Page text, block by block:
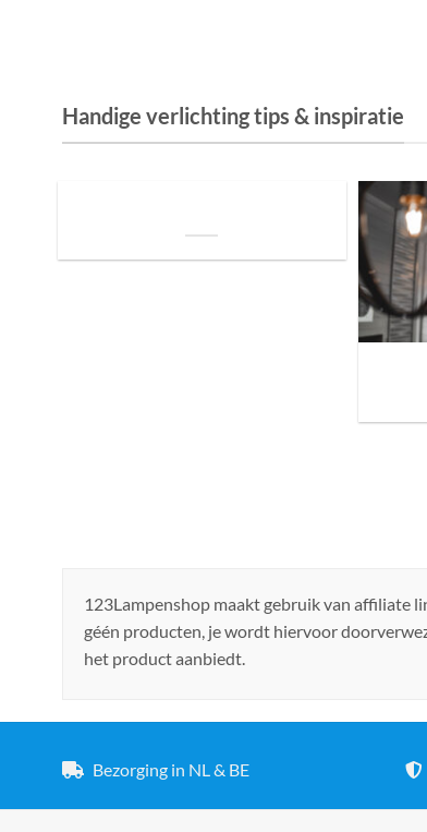
Handige verlichting tips & inspiratie
123Lampenshop maakt gebruik van affiliate
géén producten, je wordt hiervoor
het product aanbiedt.
Bezorging in NL & BE